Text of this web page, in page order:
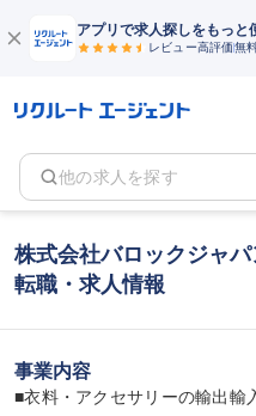
アプリで求人探しをもっと
レビュー高評価無
他の求人を探す
株式会社バロックジャ
転職・求人情報
事業内容
■衣料・アクセサリーの輸出輸